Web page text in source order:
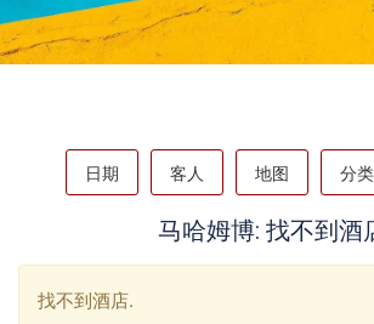
日期 客人 地图 分类
马哈姆博: 找不到酒
找不到酒店.